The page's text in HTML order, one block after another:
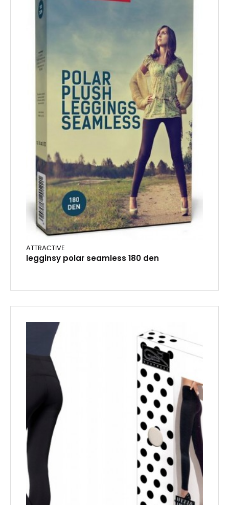
ATTRACTIVE
legginsy polar seamless 180 den